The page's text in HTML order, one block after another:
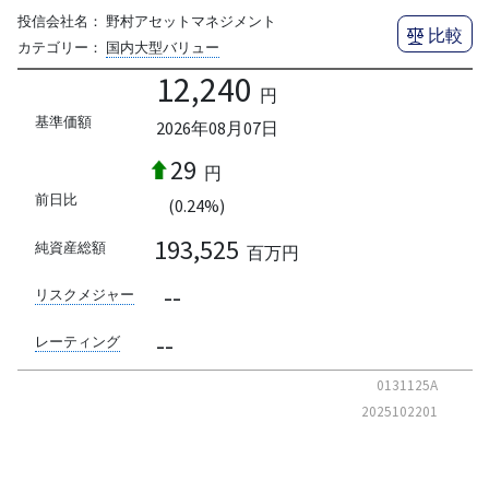
投信会社名： 野村アセットマネジメント
カテゴリー： 国内大型バリュー
比較
基準価額
12,240 円
2026年08月07日
前日比
29 円
(0.24%)
純資産総額 193,525 百万円
リスクメジャー --
レーティング --
0131125A
2025102201